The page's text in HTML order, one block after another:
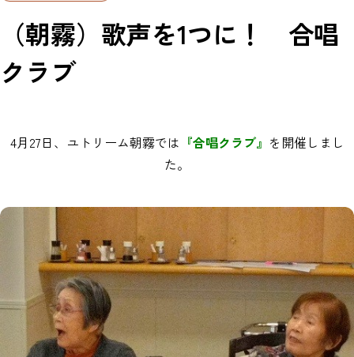
（朝霧）歌声を1つに！ 合唱
クラブ
4月27日、ユトリーム朝霧では 『合唱クラブ』 を開催しまし
た。